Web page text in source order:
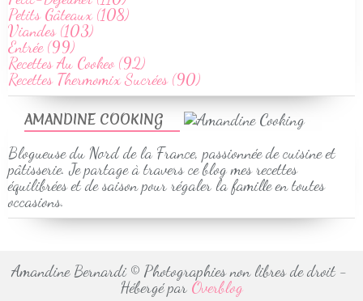
AMANDINE COOKING
Blogueuse du Nord de la France, passionnée de cuisine et
pâtisserie. Je partage à travers ce blog mes recettes
équilibrées et de saison pour régaler la famille en toutes
occasions.
Petits Gâteaux (108)
Viandes (103)
Entrée (99)
Recettes Au Cookeo (92)
Recettes Thermomix Sucrées (90)
Amandine Bernardi © Photographies non libres de droit -
Hébergé par Overblog